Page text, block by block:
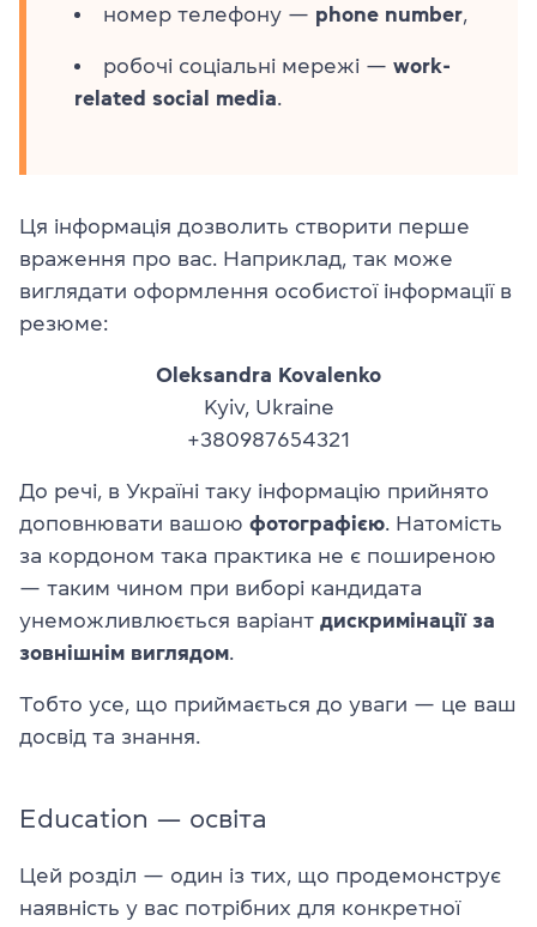
номер телефону — phone number
робочі соціальні мережі — work-
related social media
Ця інформація дозволить створити перше
враження про вас. Наприклад, так може
виглядати оформлення особистої інформації в
резюме:
Oleksandra Kovalenko
Kyiv, Ukraine
+380987654321
До речі, в Україні таку інформацію прийнято
доповнювати вашою фотографією . Натомість
за кордоном така практика не є поширеною
— таким чином при виборі кандидата
унеможливлюється варіант дискримінації за
зовнішнім виглядом
Тобто усе, що приймається до уваги — це ваш
досвід та знання.
Education — освіта
Цей розділ — один із тих, що продемонструє
наявність у вас потрібних для конкретної